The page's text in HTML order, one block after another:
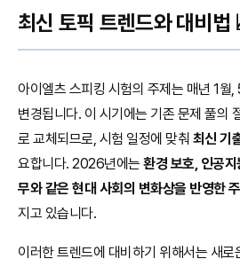
최신 토픽 트렌드와 대비법
아이엘츠 스피킹 시험의 주제는 매년 1월
변경됩니다. 이 시기에는 기존 문제 풀의
로 교체되므로, 시험 일정에 맞춰 최신 기
요합니다. 2026년에는환경 보호, 인공
무와 같은 현대 사회의 변화상을 반영한
지고 있습니다.
이러한 트렌드에 대비하기 위해서는 새